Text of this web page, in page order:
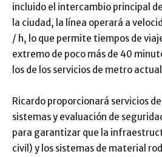
incluido el intercambio principal
la ciudad, la línea operará a
/ h, lo que permite tiempos de
extremo de poco más de 40
los de los servicios de metro
Ricardo proporcionará servicios
sistemas y evaluación de
para garantizar que la
civil) y los sistemas de material